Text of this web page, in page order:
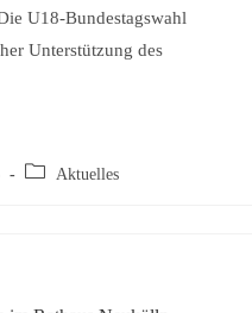
U18-Bundestagswahl
Unterstützung des
Aktuelles